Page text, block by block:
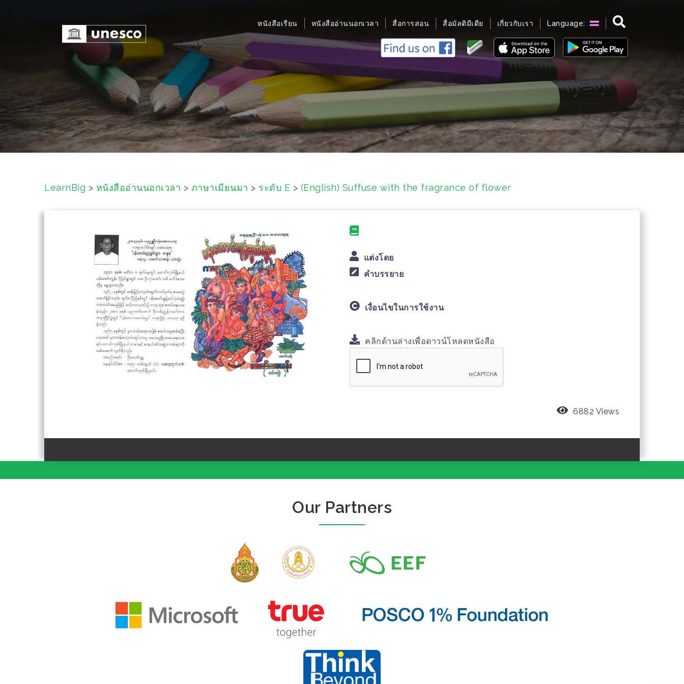
n
t
e
หนังสือเรียน หนังสืออ่านนอกเวลา สื่อการสอน สื่อมัลติมีเดีย เกี่ยวกับเรา Language:
LearnBig > หนังสืออ่านนอกเวลา > ภาษาเมียนมา > ระดับ E > (English) Suffuse with the fragrance of flower
แต่งโดย
คำบรรยาย
เงื่อนไขในการใช้งาน
คลิกด้านล่างเพื่อดาวน์โหลดหนังสือ
6882 Views
Our Partners